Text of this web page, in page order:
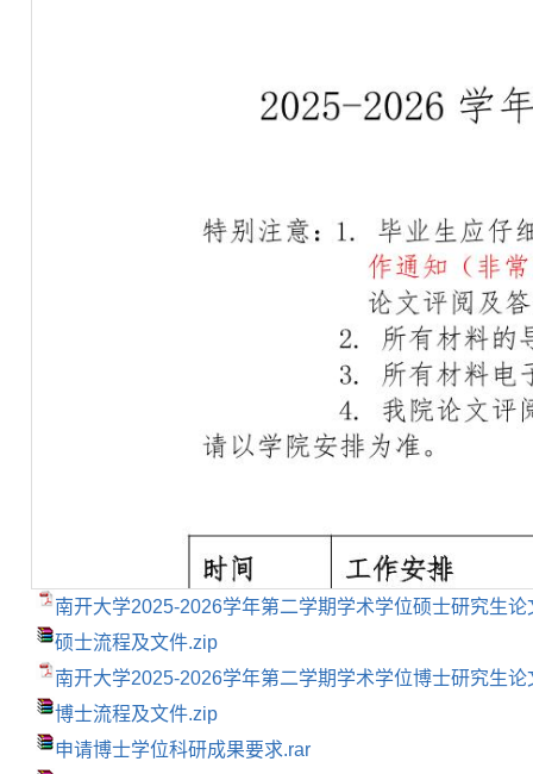
南开大学2025-2026学年第二学期学术学位硕士研究生
硕士流程及文件.zip
南开大学2025-2026学年第二学期学术学位博士研究生
博士流程及文件.zip
申请博士学位科研成果要求.rar